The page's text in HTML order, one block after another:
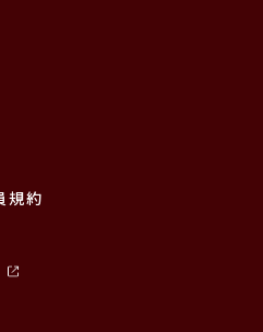
規約